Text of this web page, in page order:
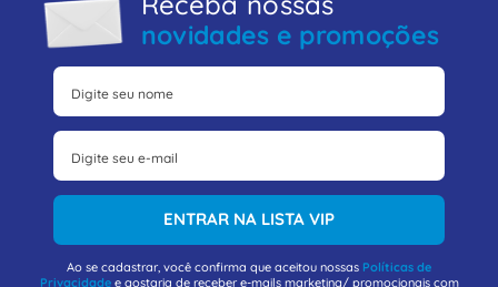
novidades e promoções
ENTRAR NA LISTA VIP
Ao se cadastrar, você confirma que aceitou nossas Políticas de
Privacidadee gostaria de receber e-mails marketing/ promocionais com